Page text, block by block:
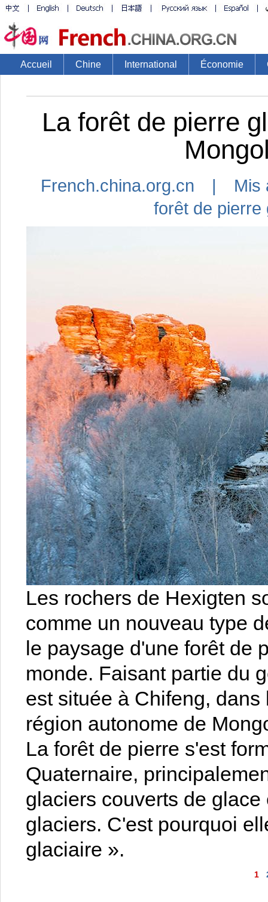
Accueil Chine International Économie
La forêt de pierre
French.china.org.cn |
forêt de pierre
Les rochers de Hexigten
comme un nouveau type
le paysage d'une forêt de
monde. Faisant partie du
est située à Chifeng,
région autonome de
La forêt de pierre s'est
Quaternaire,
glaciers couverts de
glaciers. C'est pourquoi
glaciaire ».
1